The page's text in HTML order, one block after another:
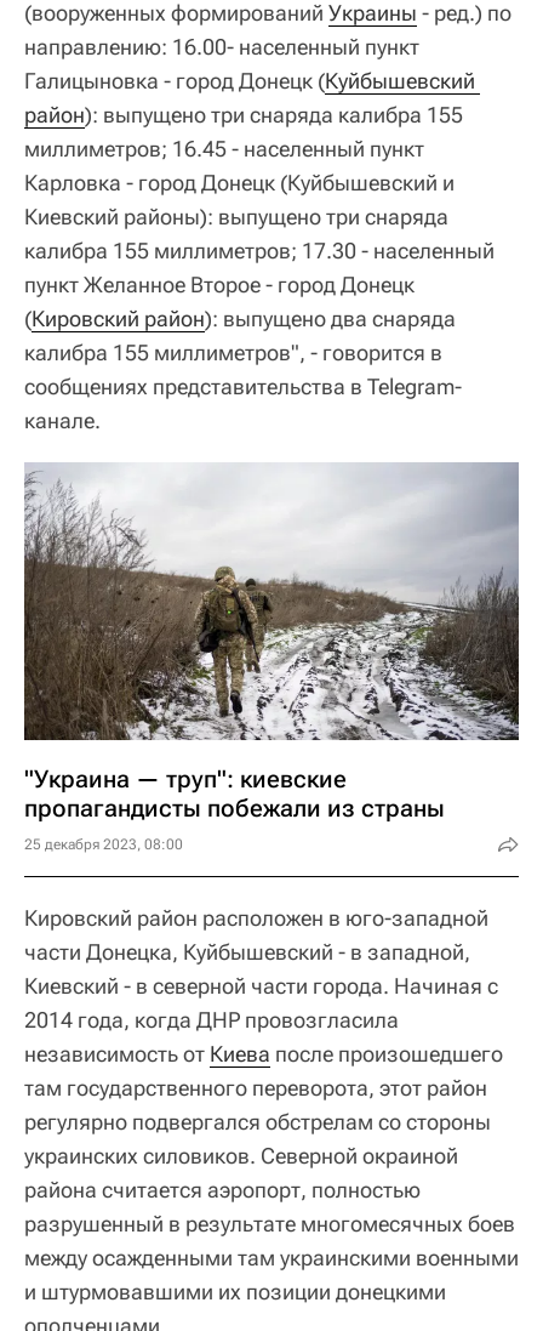
(вооруженных формирований Украины - ред.) по
направлению: 16.00- населенный пункт
Галицыновка - город Донецк (Куйбышевский
район): выпущено три снаряда калибра 155
миллиметров; 16.45 - населенный пункт
Карловка - город Донецк (Куйбышевский и
Киевский районы): выпущено три снаряда
калибра 155 миллиметров; 17.30 - населенный
пункт Желанное Второе - город Донецк
(Кировский район): выпущено два снаряда
калибра 155 миллиметров", - говорится в
сообщениях представительства в Telegram-
канале.
"Украина — труп": киевские
пропагандисты побежали из страны
25 декабря 2023, 08:00
Кировский район расположен в юго-западной
части Донецка, Куйбышевский - в западной,
Киевский - в северной части города. Начиная с
2014 года, когда ДНР провозгласила
независимость от Киева после произошедшего
там государственного переворота, этот район
регулярно подвергался обстрелам со стороны
украинских силовиков. Северной окраиной
района считается аэропорт, полностью
разрушенный в результате многомесячных боев
между осажденными там украинскими военными
и штурмовавшими их позиции донецкими
ополченцами.